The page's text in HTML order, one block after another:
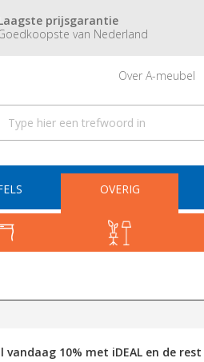
prijsgarantie
van Nederland
Over A-meubel
OVERIG
vandaag 10% met iDEAL en de